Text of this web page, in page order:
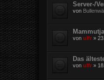
Server-/
von
von ulfr »
Das
von ulfr »